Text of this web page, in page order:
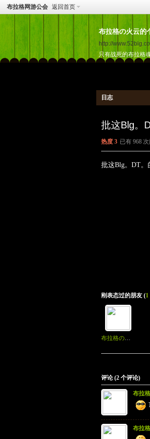
布拉格网游公会 返回首页
布拉格の火云的
http://
只有战死的布拉格
日志
批这Blg。
热度 3 已有 968
批这Blg。DT。
刚表态过的朋友 (1
布拉格の情伤
评论 (2 个评论)
布拉
布拉